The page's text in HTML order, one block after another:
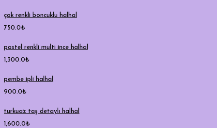
çok renkli boncuklu halhal
750.0₺
pastel renkli multi ince halhal
1,300.0₺
pembe ipli halhal
900.0₺
turkuaz taş detaylı halhal
1,600.0₺